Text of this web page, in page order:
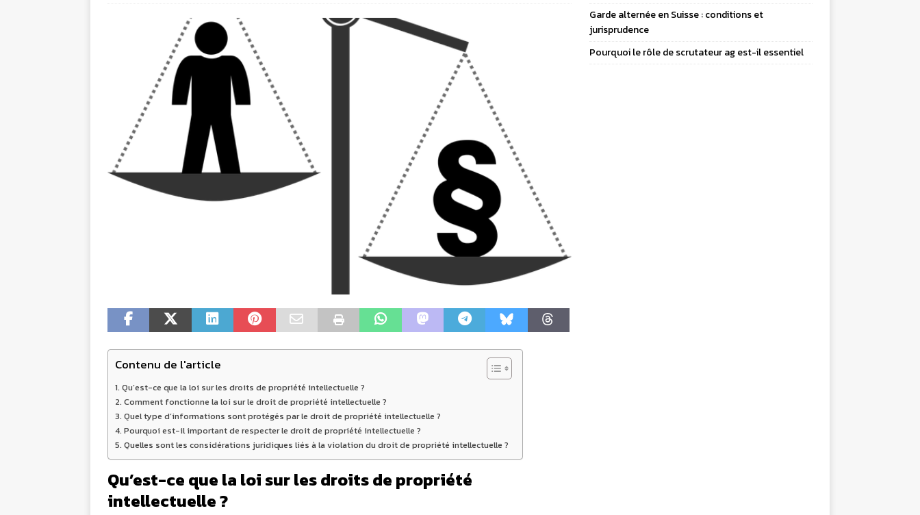
Contenu de l'article
Qu’est-ce que la loi sur les droits de propriété intellectuelle ?
Comment fonctionne la loi sur le droit de propriété intellectuelle ?
Quel type d’informations sont protégés par le droit de propriété intellectuelle ?
Pourquoi est-il important de respecter le droit de propriété intellectuelle ?
Quelles sont les considérations juridiques liés à la violation du droit de propriété intellectuelle ?
Qu’est-ce que la loi sur les droits de propriété
intellectuelle ?
Garde alternée en Suisse : conditions et
jurisprudence
Pourquoi le rôle de scrutateur ag est-il essentiel